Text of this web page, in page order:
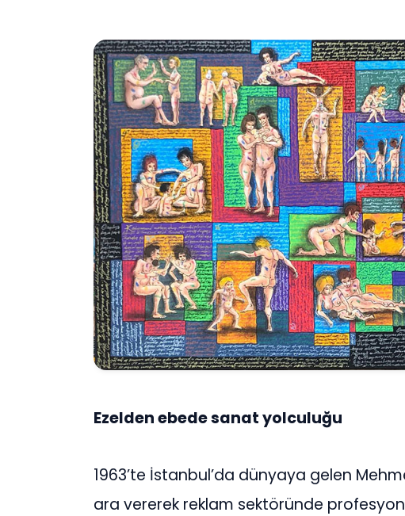
Ezelden ebede sanat yolculuğu
1963’te İstanbul’da dünyaya gelen
ara vererek reklam sektöründe